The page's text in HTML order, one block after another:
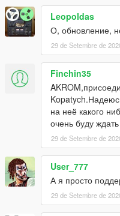
Leopoldas
О, обновление,
29 de Setembre de
Finchin35
на неё какого
очень буду
29 de Setembre de
User_777
А я просто
29 de Setembre de